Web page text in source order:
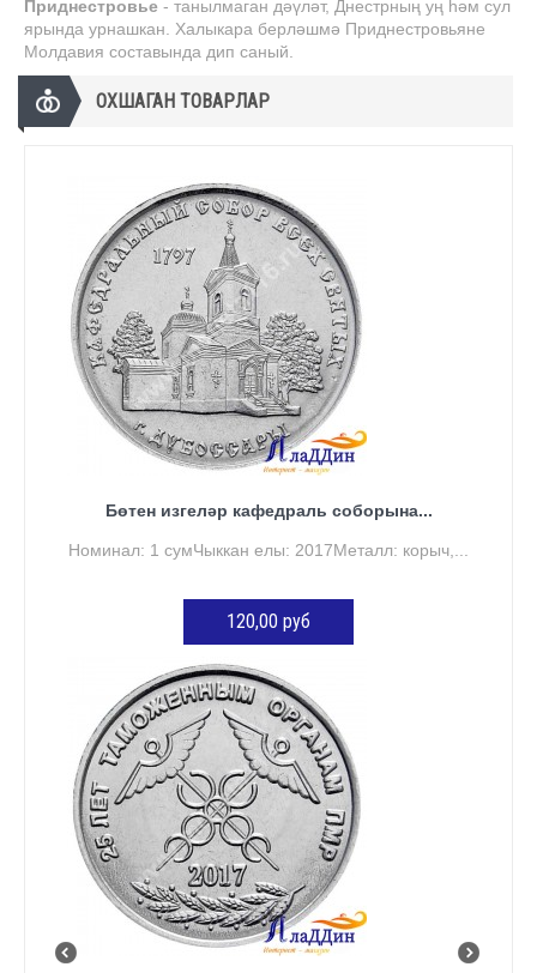
Приднестровье - танылмаган дәүләт, Днестрның уң һәм сул
ярында урнашкан. Халыкара берләшмә Приднестровьяне
Молдавия составында дип саный.
ОХШАГАН ТОВАРЛАР
Бөтен изгеләр кафедраль соборына...
Номинал: 1 сумЧыккан елы: 2017Металл: корыч,...
120,00 руб
КӘРҖИНГӘ ӨСТӘҮ